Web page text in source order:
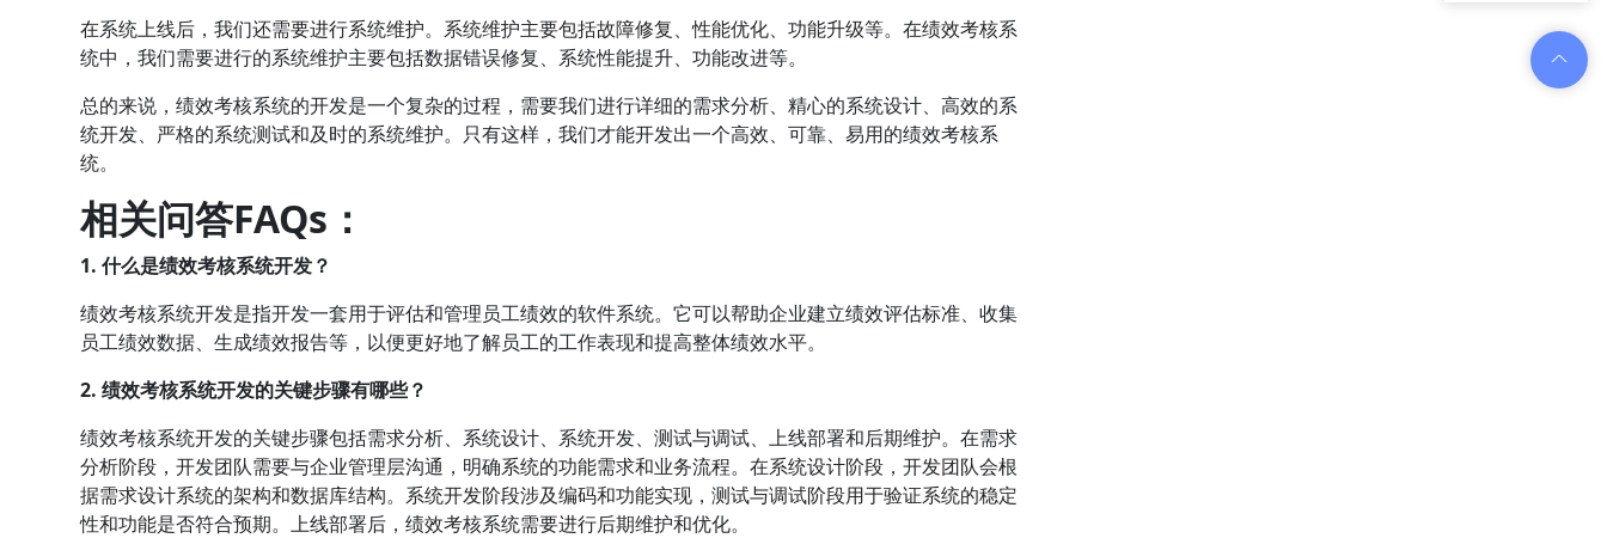
在系统上线后，我们还需要进行系统维护。系统维护主要包括故障修复、性能优化、功能升级等。在绩效考核系
统中，我们需要进行的系统维护主要包括数据错误修复、系统性能提升、功能改进等。
总的来说，绩效考核系统的开发是一个复杂的过程，需要我们进行详细的需求分析、精心的系统设计、高效的系
统开发、严格的系统测试和及时的系统维护。只有这样，我们才能开发出一个高效、可靠、易用的绩效考核系
统。
相关问答FAQs：
1. 什么是绩效考核系统开发？
绩效考核系统开发是指开发一套用于评估和管理员工绩效的软件系统。它可以帮助企业建立绩效评估标准、收集
员工绩效数据、生成绩效报告等，以便更好地了解员工的工作表现和提高整体绩效水平。
2. 绩效考核系统开发的关键步骤有哪些？
绩效考核系统开发的关键步骤包括需求分析、系统设计、系统开发、测试与调试、上线部署和后期维护。在需求
分析阶段，开发团队需要与企业管理层沟通，明确系统的功能需求和业务流程。在系统设计阶段，开发团队会根
据需求设计系统的架构和数据库结构。系统开发阶段涉及编码和功能实现，测试与调试阶段用于验证系统的稳定
性和功能是否符合预期。上线部署后，绩效考核系统需要进行后期维护和优化。